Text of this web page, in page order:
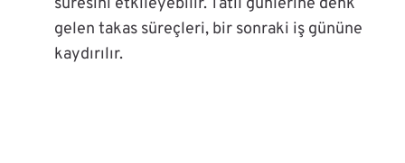
süresini etkileyebilir. Tatil günlerine denk
gelen takas süreçleri, bir sonraki iş gününe
kaydırılır.